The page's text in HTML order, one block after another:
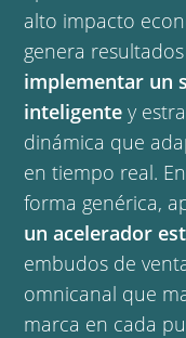
alto impacto
genera
implementar un
inteligente y
dinámica que
en tiempo real.
forma genérica,
un acelerador
embudos de
omnicanal que
marca en cada